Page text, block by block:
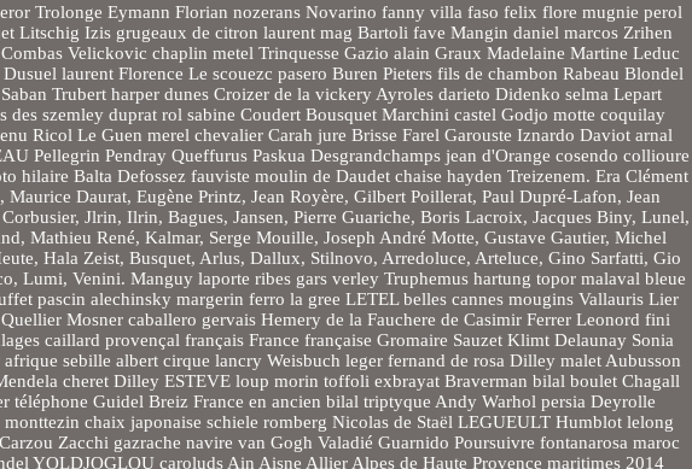
Trolonge Eymann Florian nozerans Novarino fanny villa faso felix flore mugnie perol
Litschig Izis grugeaux de citron laurent mag Bartoli fave Mangin daniel marcos Zrihen
Velickovic chaplin metel Trinquesse Gazio alain Graux Madelaine Martine Leduc
laurent Florence Le scouezc pasero Buren Pieters fils de chambon Rabeau Blondel
Trubert harper dunes Croizer de la vickery Ayroles darieto Didenko selma Lepart
szemley duprat rol sabine Coudert Bousquet Marchini castel Godjo motte coquilay
Ricol Le Guen merel chevalier Carah jure Brisse Farel Garouste Iznardo Daviot arnal
Pellegrin Pendray Queffurus Paskua Desgrandchamps jean d'Orange cosendo collioure
hilaire Balta Defossez fauviste moulin de Daudet chaise hayden Treizenem. Era Clément
Maurice Daurat, Eugène Printz, Jean Royère, Gilbert Poillerat, Paul Dupré-Lafon, Jean
Jlrin, Ilrin, Bagues, Jansen, Pierre Guariche, Boris Lacroix, Jacques Biny, Lunel,
Mathieu René, Kalmar, Serge Mouille, Joseph André Motte, Gustave Gautier, Michel
Hala Zeist, Busquet, Arlus, Dallux, Stilnovo, Arredoluce, Arteluce, Gino Sarfatti, Gio
Lumi, Venini. Manguy laporte ribes gars verley Truphemus hartung topor malaval bleue
pascin alechinsky margerin ferro la gree LETEL belles cannes mougins Vallauris Lier
Mosner caballero gervais Hemery de la Fauchere de Casimir Ferrer Leonord fini
caillard provençal français France française Gromaire Sauzet Klimt Delaunay Sonia
sebille albert cirque lancry Weisbuch leger fernand de rosa Dilley malet Aubusson
cheret Dilley ESTEVE loup morin toffoli exbrayat Braverman bilal boulet Chagall
téléphone Guidel Breiz France en ancien bilal triptyque Andy Warhol persia Deyrolle
chaix japonaise schiele romberg Nicolas de Staël LEGUEULT Humblot lelong
Zacchi gazrache navire van Gogh Valadié Guarnido Poursuivre fontanarosa maroc
YOLDJOGLOU caroluds Ain Aisne Allier Alpes de Haute Provence maritimes 2014